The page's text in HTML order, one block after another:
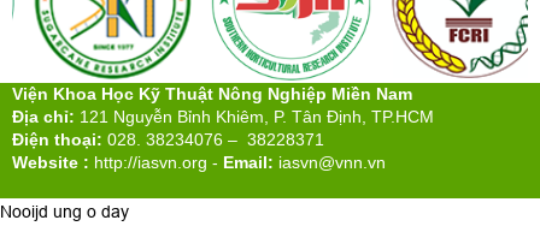
Viện Khoa Học Kỹ Thuật Nông Nghiệp Miền Nam
Địa chỉ: 121 Nguyễn Bỉnh Khiêm, P. Tân Định, TP.HCM
Điện thoại: 028. 38234076 – 38228371
Website : http://iasvn.org - Email: iasvn@vnn.vn
Nooijd ung o day